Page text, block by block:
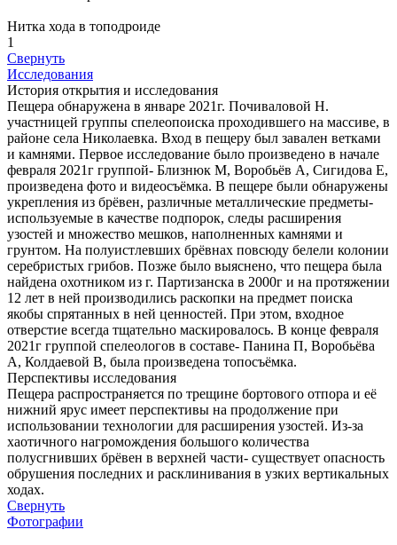
Нитка хода в топодроиде
1
Свернуть
Исследования
История открытия и исследования
Пещера обнаружена в январе 2021г. Почиваловой Н.
участницей группы спелеопоиска проходившего на массиве, в
районе села Николаевка. Вход в пещеру был завален ветками
и камнями. Первое исследование было произведено в начале
февраля 2021г группой- Близнюк М, Воробьёв А, Сигидова Е,
произведена фото и видеосъёмка. В пещере были обнаружены
укрепления из брёвен, различные металлические предметы-
используемые в качестве подпорок, следы расширения
узостей и множество мешков, наполненных камнями и
грунтом. На полуистлевших брёвнах повсюду белели колонии
серебристых грибов. Позже было выяснено, что пещера была
найдена охотником из г. Партизанска в 2000г и на протяжении
12 лет в ней производились раскопки на предмет поиска
якобы спрятанных в ней ценностей. При этом, входное
отверстие всегда тщательно маскировалось. В конце февраля
2021г группой спелеологов в составе- Панина П, Воробьёва
А, Колдаевой В, была произведена топосъёмка.
Перспективы исследования
Пещера распространяется по трещине бортового отпора и её
нижний ярус имеет перспективы на продолжение при
использовании технологии для расширения узостей. Из-за
хаотичного нагромождения большого количества
полусгнивших брёвен в верхней части- существует опасность
обрушения последних и расклинивания в узких вертикальных
ходах.
Свернуть
Фотографии